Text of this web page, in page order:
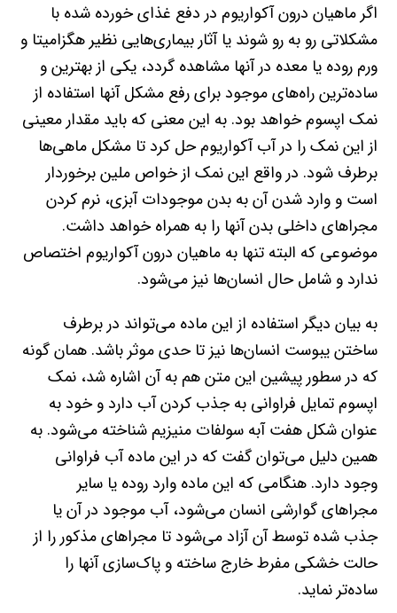
اگر ماهیان درون آکواریوم در دفع غذای خورده شده با
مشکلاتی رو به رو شوند یا آثار بیماری‌هایی نظیر هگزامیتا و
ورم روده یا معده در آنها مشاهده گردد، یکی از بهترین و
ساده‌ترین راه‌های موجود برای رفع مشکل آنها استفاده از
نمک اپسوم خواهد بود. به این معنی که باید مقدار معینی
از این نمک را در آب آکواریوم حل کرد تا مشکل ماهی‌ها
برطرف شود. در واقع این نمک از خواص ملین برخوردار
است و وارد شدن آن به بدن موجودات آبزی، نرم کردن
مجراهای داخلی بدن آنها را به همراه خواهد داشت.
موضوعی که البته تنها به ماهیان درون آکواریوم اختصاص
ندارد و شامل حال انسان‌ها نیز می‌شود.
به بیان دیگر استفاده از این ماده می‌تواند در برطرف
ساختن یبوست انسان‌ها نیز تا حدی موثر باشد. همان گونه
که در سطور پیشین این متن هم به آن اشاره شد، نمک
اپسوم تمایل فراوانی به جذب کردن آب دارد و خود به
عنوان شکل هفت آبه سولفات منیزیم شناخته می‌شود. به
همین دلیل می‌توان گفت که در این ماده آب فراوانی
وجود دارد. هنگامی که این ماده وارد روده یا سایر
مجراهای گوارشی انسان می‌شود، آب موجود در آن یا
جذب شده توسط آن آزاد می‌شود تا مجراهای مذکور را از
حالت خشکی مفرط خارج ساخته و پاک‌سازی آنها را
ساده‌تر ‌نماید.